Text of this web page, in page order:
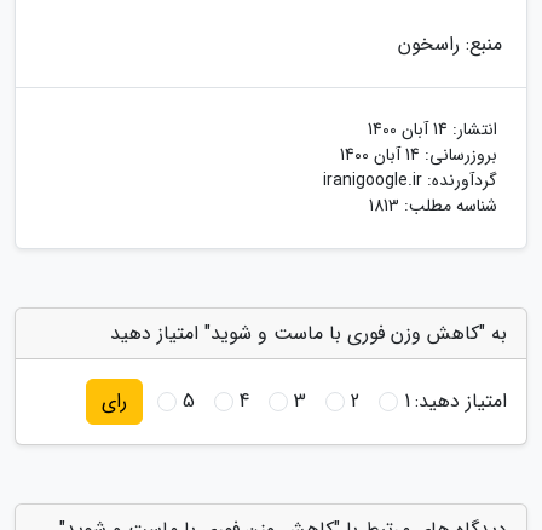
منبع: راسخون
انتشار: 14 آبان 1400
بروزرسانی: 14 آبان 1400
گردآورنده: iranigoogle.ir
شناسه مطلب: 1813
به "کاهش وزن فوری با ماست و شوید" امتیاز دهید
امتیاز دهید:1
2
3
4
5 رای